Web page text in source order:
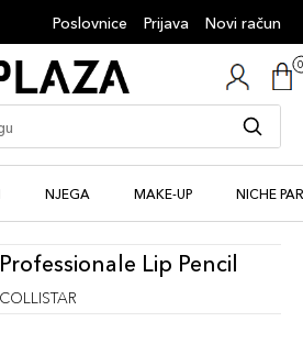
Poslovnice Prijava Novi račun
NJEGA MAKE-UP NICHE
Professionale Lip Pencil
COLLISTAR